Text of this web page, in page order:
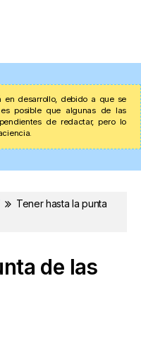
en desarrollo, debido a que se
posible que algunas de las
de redactar, pero lo
Tener hasta la punta
de las